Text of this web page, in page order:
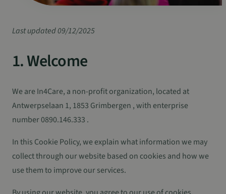
Last updated 09/12/2025
1. Welcome
We are In4Care, a non-profit organization, located at
Antwerpselaan 1, 1853 Grimbergen , with enterprise
number 0890.146.333 .
In this Cookie Policy, we explain what information we may
collect through our website based on cookies and how we
use them to improve our services.